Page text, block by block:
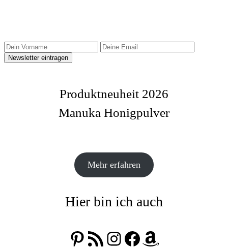
Produktneuheit 2026
Manuka Honigpulver
Mehr erfahren
Hier bin ich auch
Pinterest
RSS-FeedInstagram
Facebook
Amazon